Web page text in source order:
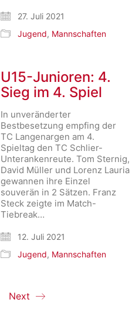
27. Juli 2021
Jugend, Mannschaften
U15-Junioren: 4.
Sieg im 4. Spiel
In unveränderter
Bestbesetzung empfing der
TC Langenargen am 4.
Spieltag den TC Schlier-
Unterankenreute. Tom Sternig,
David Müller und Lorenz Lauria
gewannen ihre Einzel
souverän in 2 Sätzen. Franz
Steck zeigte im Match-
Tiebreak…
12. Juli 2021
Jugend, Mannschaften
Next